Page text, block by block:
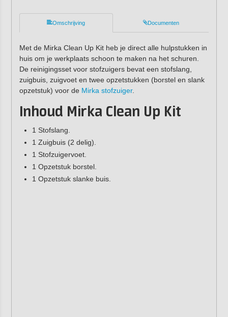
Omschrijving Documenten
Met de Mirka Clean Up Kit heb je direct alle hulpstukken in
huis om je werkplaats schoon te maken na het schuren.
De reinigingsset voor stofzuigers bevat een stofslang,
zuigbuis, zuigvoet en twee opzetstukken (borstel en slank
opzetstuk) voor de Mirka stofzuiger.
Inhoud Mirka Clean Up Kit
1 Stofslang.
1 Zuigbuis (2 delig).
1 Stofzuigervoet.
1 Opzetstuk borstel.
1 Opzetstuk slanke buis.